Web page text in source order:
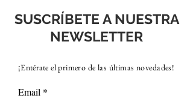
SUSCRÍBETE A NUESTRA
NEWSLETTER
¡Entérate el primero de las últimas novedades!
Email